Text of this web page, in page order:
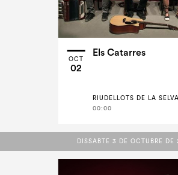
OCT
02
Els Catarres
RIUDELLOTS DE LA SELVA
00:00
DISSABTE 3 DE OCTUBRE DE
DISSABTE 3 DE OCTUBRE DE